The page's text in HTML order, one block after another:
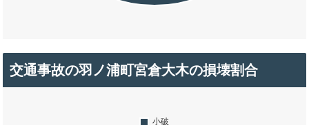
交通事故の羽ノ浦町宮倉大木の損壊割合